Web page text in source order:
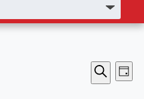
Cerca de
Dia